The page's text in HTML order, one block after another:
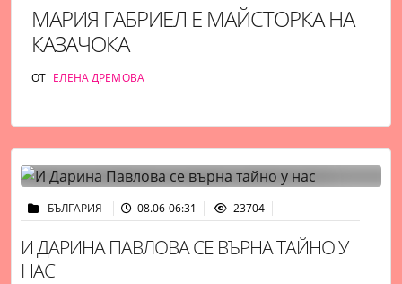
МАРИЯ ГАБРИЕЛ Е МАЙСТОРКА НА
КАЗАЧОКА
ОТ ЕЛЕНА ДРЕМОВА
БЪЛГАРИЯ 08.06 06:31 23704
И ДАРИНА ПАВЛОВА СЕ ВЪРНА ТАЙНО У
НАС